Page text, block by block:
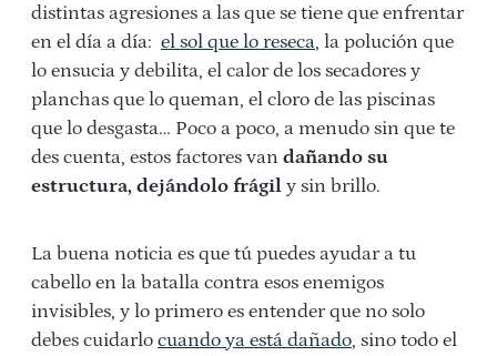
distintas agresiones a las que se tiene que enfrentar
en el día a día: el sol que lo reseca, la polución que
lo ensucia y debilita, el calor de los secadores y
planchas que lo queman, el cloro de las piscinas
que lo desgasta… Poco a poco, a menudo sin que te
des cuenta, estos factores van dañando su
estructura, dejándolo frágil y sin brillo.
La buena noticia es que tú puedes ayudar a tu
cabello en la batalla contra esos enemigos
invisibles, y lo primero es entender que no solo
debes cuidarlo cuando ya está dañado, sino todo el